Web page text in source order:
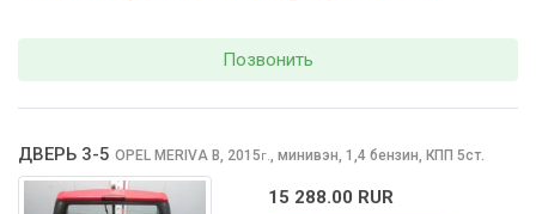
Позвонить
ДВЕРЬ 3-5 OPEL MERIVA B, 2015г., минивэн, 1,4 бензин, КПП 5ст.
15 288.00 RUR